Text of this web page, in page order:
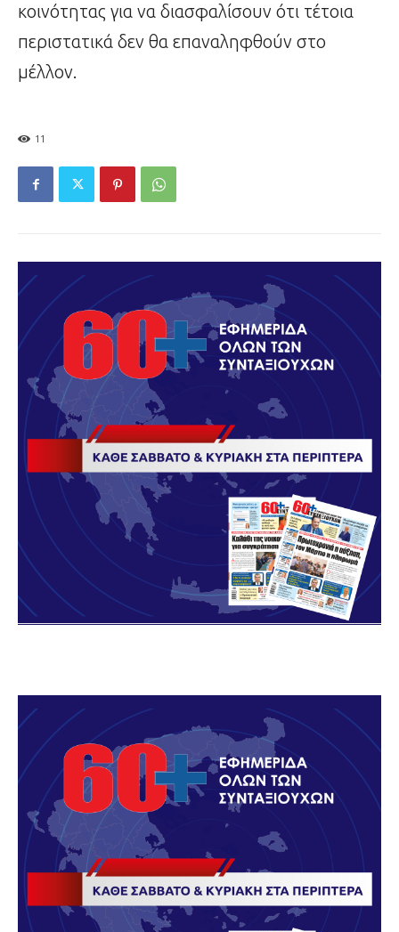
κοινότητας για να διασφαλίσουν ότι τέτοια
περιστατικά δεν θα επαναληφθούν στο
μέλλον.
11